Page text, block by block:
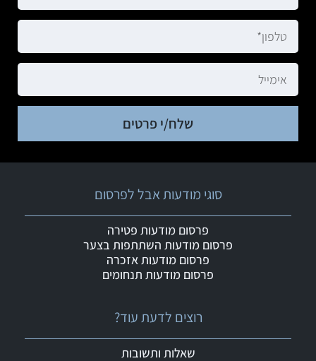
שלח/י פרטים
רוצים לדעת עוד?
שאלות ותשובות
סוגי מודעות אבל לפרסום
פרסום מודעות פטירה
פרסום מודעות השתתפות בצער
פרסום מודעות אזכרה
פרסום מודעות תנחומים